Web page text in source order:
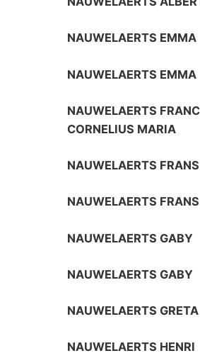
NAUWELAERTS EMMA
NAUWELAERTS EMMA
NAUWELAERTS
CORNELIUS MARIA
NAUWELAERTS FRANS
NAUWELAERTS FRANS
NAUWELAERTS GABY
NAUWELAERTS GABY
NAUWELAERTS GRETA
NAUWELAERTS HENRI